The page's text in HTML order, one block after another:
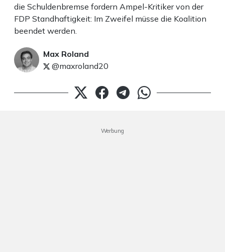
die Schuldenbremse fordern Ampel-Kritiker von der
FDP Standhaftigkeit: Im Zweifel müsse die Koalition
beendet werden.
Max Roland
@maxroland20
Werbung